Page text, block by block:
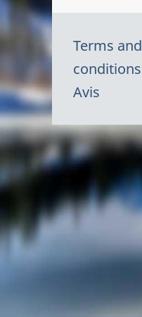
Terms and
conditions
Avis